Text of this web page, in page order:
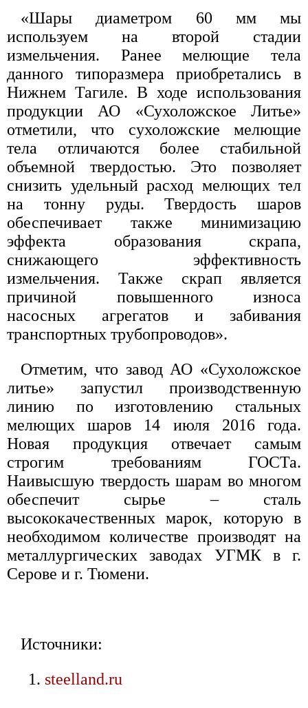
«Шары диаметром 60 мм мы
используем на второй стадии
измельчения. Ранее мелющие тела
данного типоразмера приобретались в
Нижнем Тагиле. В ходе использования
продукции АО «Сухоложское Литье»
отметили, что сухоложские мелющие
тела отличаются более стабильной
объемной твердостью. Это позволяет
снизить удельный расход мелющих тел
на тонну руды. Твердость шаров
обеспечивает также минимизацию
эффекта образования скрапа,
снижающего эффективность
измельчения. Также скрап является
причиной повышенного износа
насосных агрегатов и забивания
транспортных трубопроводов».
Отметим, что завод АО «Сухоложское
литье» запустил производственную
линию по изготовлению стальных
мелющих шаров 14 июля 2016 года.
Новая продукция отвечает самым
строгим требованиям ГОСТа.
Наивысшую твердость шарам во многом
обеспечит сырье – сталь
высококачественных марок, которую в
необходимом количестве производят на
металлургических заводах УГМК в г.
Серове и г. Тюмени.
Источники:
steelland.ru